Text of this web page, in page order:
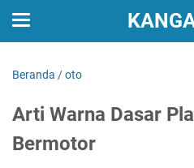
Beranda /oto
Arti Warna Dasar
Bermotor